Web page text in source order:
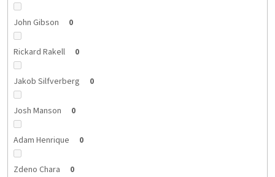
John Gibson 0
Rickard Rakell 0
Jakob Silfverberg 0
Josh Manson 0
Adam Henrique 0
Zdeno Chara 0